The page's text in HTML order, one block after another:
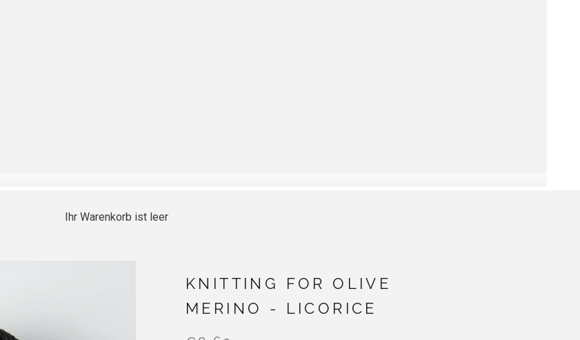
Ihr Warenkorb ist leer
KNITTING FOR OLIVE
MERINO - LICORICE